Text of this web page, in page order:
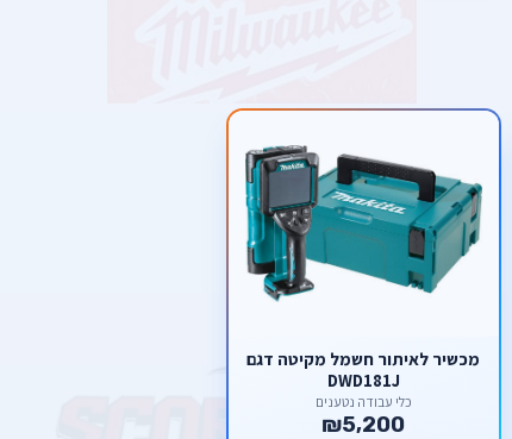
מכשיר לאיתור חשמל מקיטה דגם
DWD181J
כלי עבודה נטענים
₪5,200